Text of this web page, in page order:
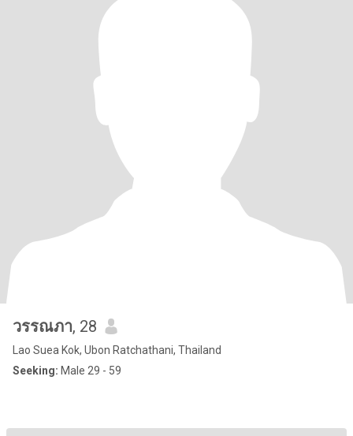
วรรณภา, 28
Lao Suea Kok, Ubon Ratchathani, Thailand
Seeking: Male 29 - 59